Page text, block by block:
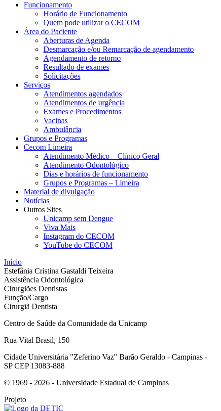
Funcionamento
Horário de Funcionamento
Quem pode utilizar o CECOM
Área do Paciente
Aberturas de Agenda
Desmarcação e/ou Remarcação de agendamento
Agendamento de retorno
Resultado de exames
Solicitações
Serviços
Atendimentos agendados
Atendimentos de urgência
Exames e Procedimentos
Vacinas
Ambulância
Grupos e Programas
Cecom Limeira
Atendimento Médico – Clínico Geral
Atendimento Odontológico
Dias e horários de funcionamento
Grupos e Programas – Limeira
Material de divulgação
Notícias
Outros Sites
Unicamp sem Dengue
Viva Mais
Instagram do CECOM
YouTube do CECOM
Início
Estefânia Cristina Gastaldi Teixeira
Assistência Odontológica
Cirurgiões Dentistas
Função/Cargo
Cirurgiã Dentista
Centro de Saúde da Comunidade da Unicamp
Rua Vital Brasil, 150
Cidade Universitária "Zeferino Vaz" Barão Geraldo - Campinas -
SP CEP 13083-888
© 1969 - 2026 - Universidade Estadual de Campinas
Projeto